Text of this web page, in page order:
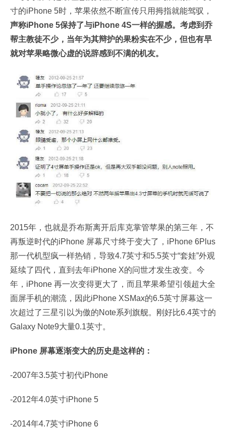
寸的iPhone 5时，苹果依然不断宣传只用拇指就能驾驭，
声称iPhone 5保持了与iPhone 4S一样的握感。考虑到乔
帮主教徒不少，当年为其辩护的果粉实在不少，但也有早
就对苹果略微心虚的说辞感到不满的机友。
2015年，也就是乔布斯离开后库克掌管苹果的第三年，不
再叛逆时代的iPhone 屏幕尺寸终于变大了，iPhone 6Plus
那一代机型疯一样热销，导致4.7英寸和5.5英寸“套娃”外观
延续了四代，直到去年iPhone X的问世才发生改变。今
年，iPhone 再一次变得更大了，而且苹果希望引领超大全
面屏手机的潮流，因此iPhone XSMax的6.5英寸屏幕这一
次超过了三星引以为傲的Note系列旗舰。刚好比6.4英寸的
Galaxy Note9大量0.1英寸。
iPhone 屏幕逐渐变大的历史是这样的：
-2007年3.5英寸初代iPhone
-2012年4.0英寸iPhone 5
-2014年4.7英寸iPhone 6